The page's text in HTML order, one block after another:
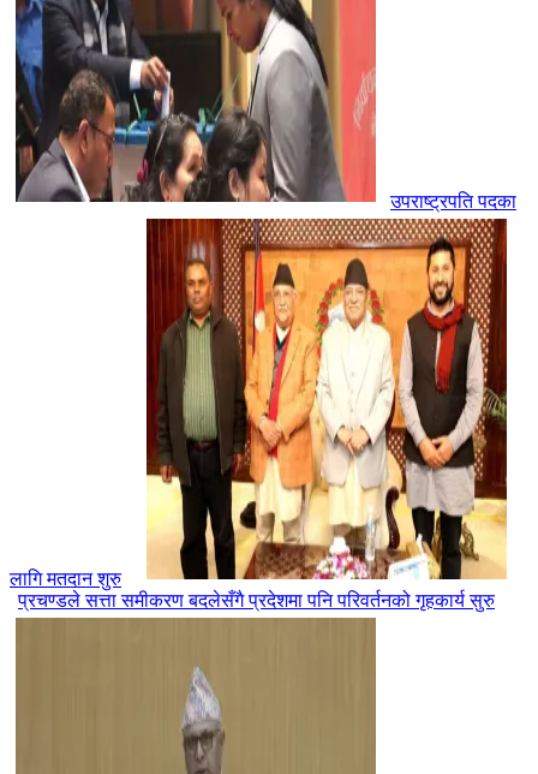
उपराष्ट्रपति पदका
लागि मतदान शुरु
प्रचण्डले सत्ता समीकरण बदलेसँगै प्रदेशमा पनि परिवर्तनको गृहकार्य सुरु